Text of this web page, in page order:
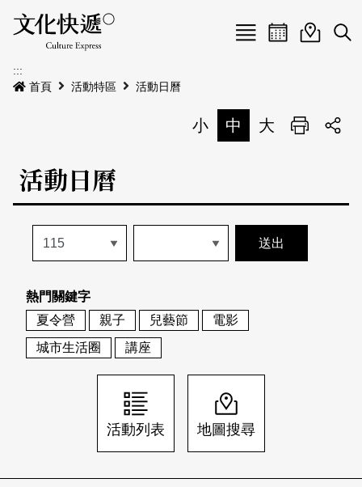
Menu
最新公告
本期專題
歷史專題
活動特區
活動列表
地圖搜尋
關於我們
關於我們
刊物索取地點
會員基本資料
刊登活動
網站導覽 English
日本語 登入/註冊
活動日曆活動地圖
展
:::
首頁
活動特區 活動日曆
小 中 大 列印
活動日曆
熱門關鍵字
夏令營
親子 兒藝節
電影
城市生活圈
講座
活動列表 地圖搜尋